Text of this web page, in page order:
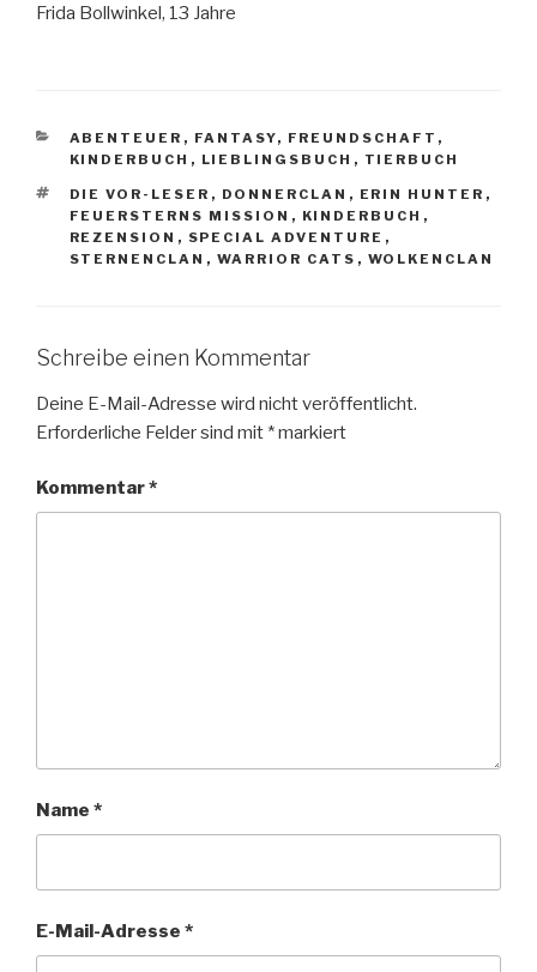
Frida Bollwinkel, 13 Jahre
KATEGORIEN
ABENTEUER , FANTASY, FREUNDSCHAFT ,
KINDERBUCH , LIEBLINGSBUCH , TIERBUCH
SCHLAGWÖRTER
DIE VOR-LESER , DONNERCLAN , ERIN HUNTER ,
FEUERSTERNS MISSION , KINDERBUCH ,
REZENSION , SPECIAL ADVENTURE ,
STERNENCLAN , WARRIOR CATS , WOLKENCLAN
Schreibe einen Kommentar
Deine E-Mail-Adresse wird nicht veröffentlicht.
Erforderliche Felder sind mit *markiert
Kommentar*
Name *
E-Mail-Adresse *